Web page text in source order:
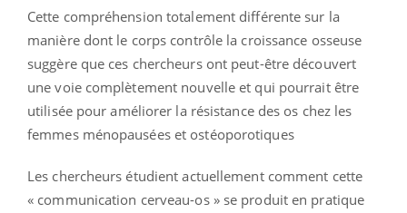
Cette compréhension totalement différente sur la
manière dont le corps contrôle la croissance osseuse
suggère que ces chercheurs ont peut-être découvert
une voie complètement nouvelle et qui pourrait être
utilisée pour améliorer la résistance des os chez les
femmes ménopausées et ostéoporotiques
Les chercheurs étudient actuellement comment cette
« communication cerveau-os » se produit en pratique